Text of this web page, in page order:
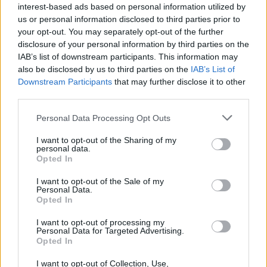
interest-based ads based on personal information utilized by
us or personal information disclosed to third parties prior to
your opt-out. You may separately opt-out of the further
disclosure of your personal information by third parties on the
IAB’s list of downstream participants. This information may
also be disclosed by us to third parties on the IAB’s List of
Downstream Participants that may further disclose it to other
Personal Data Processing Opt Outs
I want to opt-out of the Sharing of my
personal data.
Opted In
I want to opt-out of the Sale of my
Personal Data.
Opted In
I want to opt-out of processing my
Personal Data for Targeted Advertising.
Opted In
I want to opt-out of Collection, Use,
subir al facebook... el pacto ya está armado para
los próximos cuatro años.
Las elecciones han echado tierra sobre la memoria.
Manuel Travieso fue el artífice de que Puerto del
comercio capitalino. Por el camino se le quedó el
Mariposario, el Delfinario, el Palmétum y el
‘Central Park’ de Majada Marcial. Eso sí: el medio
millar de casas en suelo rústico está aún poblando
gavias y tableros.
Juan Jesús Gutiérrez, número tres de NC-AMF (y
que no resultó electo), fue el responsable de la
gestión de los servicios de ¿limpieza?, ¿alumbrado?